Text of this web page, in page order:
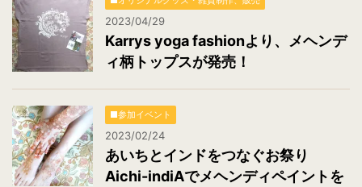
2023/04/29
Karrys yoga fashionより、メヘンデ
ィ柄トップスが発売！
■参加イベント
2023/02/24
あいちとインドをつなぐお祭り
Aichi-indiAでメヘンディペイントを